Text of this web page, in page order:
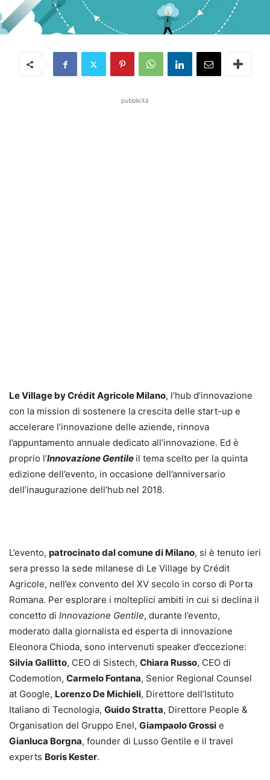
pubblicità
Le Village by Crédit Agricole Milano, l’hub d’innovazione
con la mission di sostenere la crescita delle start-up e
accelerare l’innovazione delle aziende, rinnova
l’appuntamento annuale dedicato all’innovazione. Ed è
proprio l’Innovazione Gentile il tema scelto per la quinta
edizione dell’evento, in occasione dell’anniversario
dell’inaugurazione dell’hub nel 2018.
L’evento, patrocinato dal comune di Milano, si è tenuto ieri
sera presso la sede milanese di Le Village by Crédit
Agricole, nell’ex convento del XV secolo in corso di Porta
Romana. Per esplorare i molteplici ambiti in cui si declina il
concetto di Innovazione Gentile, durante l’evento,
moderato dalla giornalista ed esperta di innovazione
Eleonora Chioda, sono intervenuti speaker d’eccezione:
Silvia Gallitto, CEO di Sistech, Chiara Russo, CEO di
Codemotion, Carmelo Fontana, Senior Regional Counsel
at Google, Lorenzo De Michieli, Direttore dell’Istituto
Italiano di Tecnologia, Guido Stratta, Direttore People &
Organisation del Gruppo Enel, Giampaolo Grossi e
Gianluca Borgna, founder di Lusso Gentile e il travel
experts Boris Kester.